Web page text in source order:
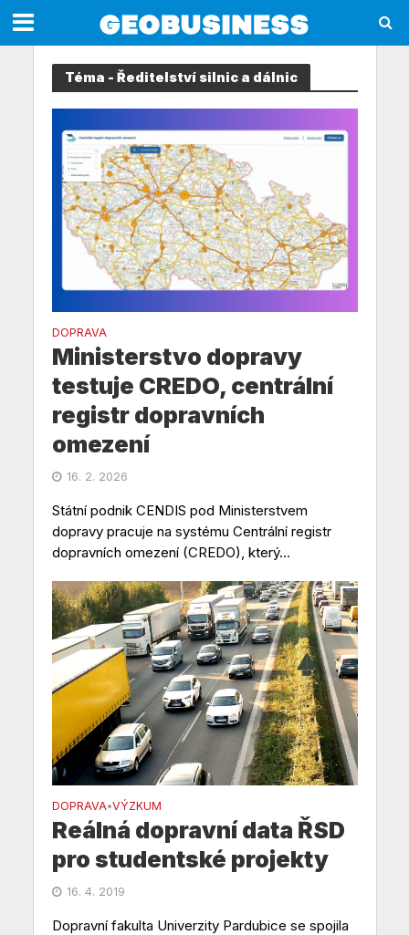
Téma - Ředitelství silnic a dálnic
DOPRAVA
Ministerstvo dopravy
testuje CREDO, centrální
registr dopravních
omezení
16. 2. 2026
Státní podnik CENDIS pod Ministerstvem
dopravy pracuje na systému Centrální registr
dopravních omezení (CREDO), který...
DOPRAVA•VÝZKUM
Reálná dopravní data ŘSD
pro studentské projekty
16. 4. 2019
Dopravní fakulta Univerzity Pardubice se spojila